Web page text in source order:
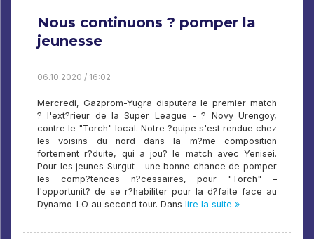
Nous continuons ? pomper la
jeunesse
06.10.2020 / 16:02
Mercredi, Gazprom-Yugra disputera le premier match
? l'ext?rieur de la Super League - ? Novy Urengoy,
contre le "Torch" local. Notre ?quipe s'est rendue chez
les voisins du nord dans la m?me composition
fortement r?duite, qui a jou? le match avec Yenisei.
Pour les jeunes Surgut - une bonne chance de pomper
les comp?tences n?cessaires, pour "Torch" –
l'opportunit? de se r?habiliter pour la d?faite face au
Dynamo-LO au second tour. Dans lire la suite »